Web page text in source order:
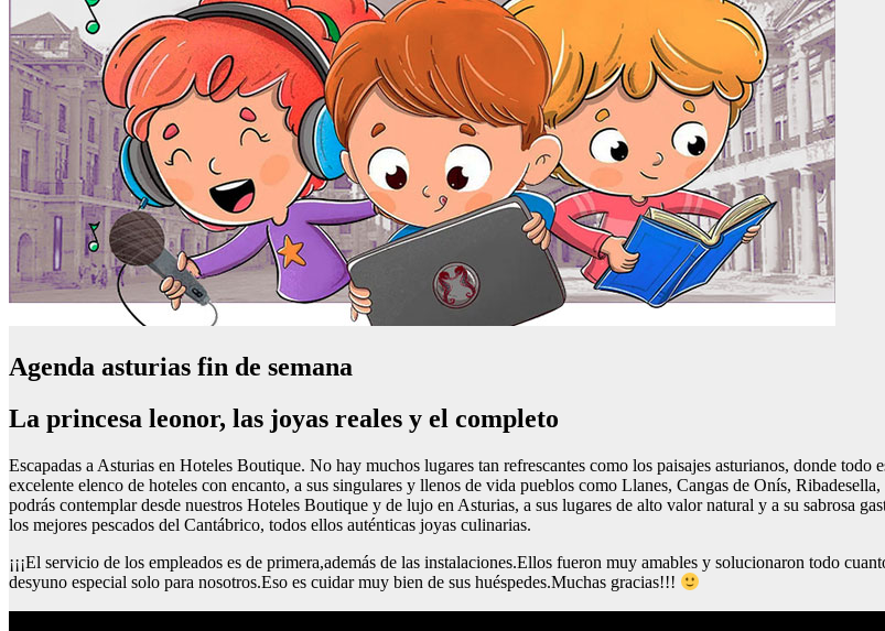
Agenda asturias fin de semana
La princesa leonor, las joyas reales y el completo
Escapadas a Asturias en Hoteles Boutique. No hay muchos lugares tan refrescantes como los paisajes asturianos, donde
excelente elenco de hoteles con encanto, a sus singulares y llenos de vida pueblos como Llanes, Cangas de Onís,
podrás contemplar desde nuestros Hoteles Boutique y de lujo en Asturias, a sus lugares de alto valor natural y a su sabrosa
los mejores pescados del Cantábrico, todos ellos auténticas joyas culinarias.
¡¡¡El servicio de los empleados es de primera,además de las instalaciones.Ellos fueron muy amables y solucionaron todo
desyuno especial solo para nosotros.Eso es cuidar muy bien de sus huéspedes.Muchas gracias!!!